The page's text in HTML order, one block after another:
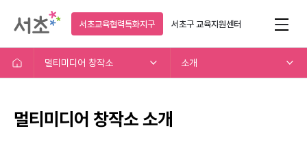
서초교육협력특화지구 서초구교육지원센터
멀티미디어 창작소 소개
멀티미디어 창작소 소개